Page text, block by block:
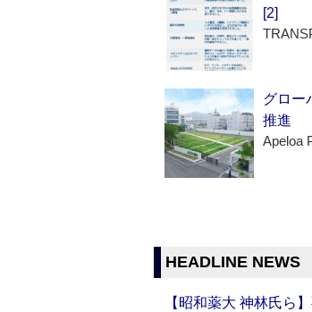
[2]
グロー
推進
Apeloa
HEADLINE NEWS
【昭和薬大 神林氏ら